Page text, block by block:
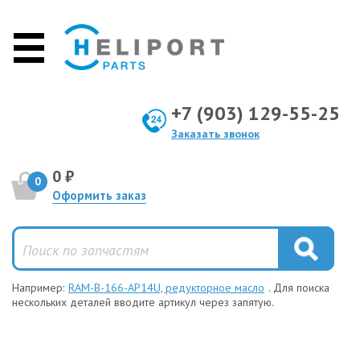
+7 (903) 129-55-25
Заказать звонок
0 0 ₽
Оформить заказ
Например: RAM-B-166-AP14U, редукторное масло . Для поиска
нескольких деталей вводите артикул через запятую.